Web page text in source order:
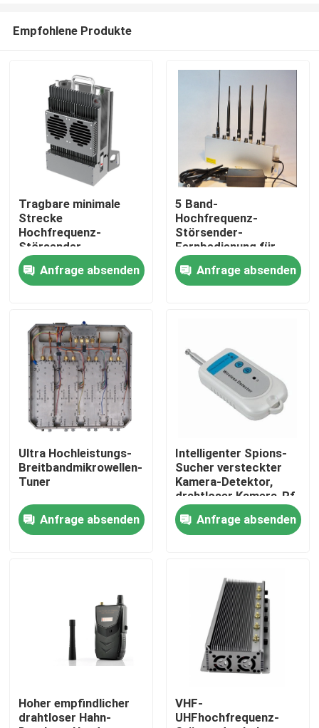
Produkte
Videos
Über uns
Brummen-Störsender
Hochfrequenz-Störsender
Empfohlene Produkte
Tragbare minimale
Strecke
Hochfrequenz-
Störsender-
Rucksack-Digital
RCIED Störsender-
40m
Anfrage absenden
5 Band-
Hochfrequenz-
Störsender-
Fernbedienung für
G/M 315mhz 433mhz
868mhzAnfrage absenden
Ultra Hochleistungs-
Breitbandmikrowellen-
Tuner
Anfrage absenden
Intelligenter Spions-
Sucher versteckter
Kamera-Detektor,
drahtloser Kamera-Rf-
Detektor 12V
Anfrage absenden
Hoher empfindlicher
drahtloser Hahn-
VHF-
UHFhochfrequenz-